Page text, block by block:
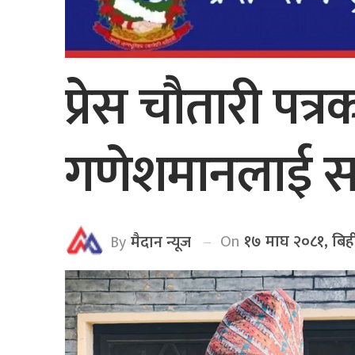
प्रेस चौतारी
गणेशमानलाई
Byमैदान न्यूज On १७ माघ २०८१,